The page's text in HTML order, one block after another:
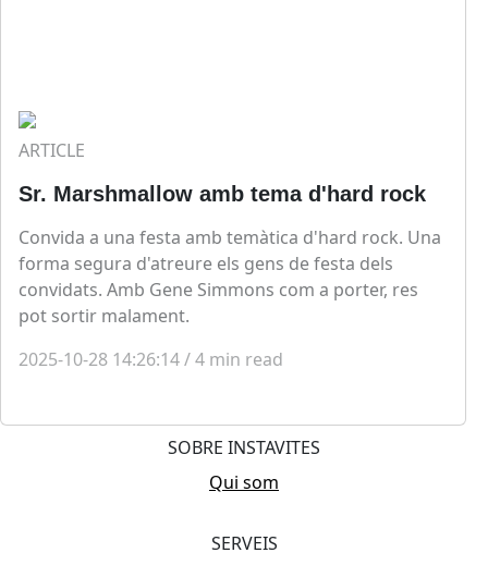
ARTICLE
Sr. Marshmallow amb tema d'hard rock
Convida a una festa amb temàtica d'hard rock. Una
forma segura d'atreure els gens de festa dels
convidats. Amb Gene Simmons com a porter, res
pot sortir malament.
2025-10-28 14:26:14/4 min read
SOBRE INSTAVITES
Qui som
SERVEIS